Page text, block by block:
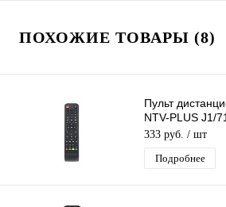
ПОХОЖИЕ ТОВАРЫ (8)
Пульт
NTV-PLUS J1/
ресиверов
333 руб. / шт
Подробнее